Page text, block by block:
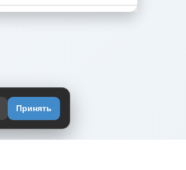
Принять